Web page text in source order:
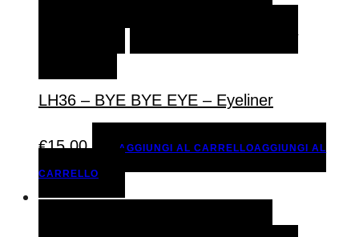
AGGIUNGI AL
LH36 – BYE BYE EYE – Eyeliner
€15,00 AGGIUNGI AL CARRELLOAGGIUNGI AL
CARRELLO
AGGIUNGI AL